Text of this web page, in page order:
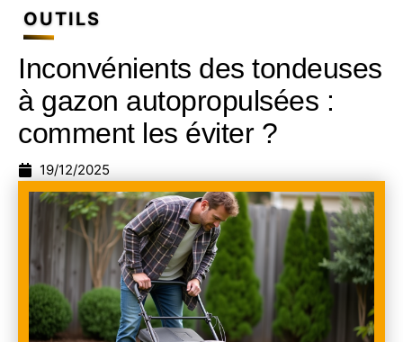
OUTILS
Inconvénients des tondeuses
à gazon autopropulsées :
comment les éviter ?
19/12/2025